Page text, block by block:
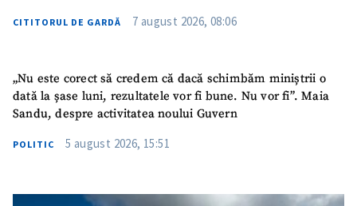
CITITORUL DE GARDĂ 7 august 2026, 08:06
„Nu este corect să credem că dacă schimbăm miniștrii o
dată la șase luni, rezultatele vor fi bune. Nu vor fi”. Maia
Sandu, despre activitatea noului Guvern
POLITIC 5 august 2026, 15:51